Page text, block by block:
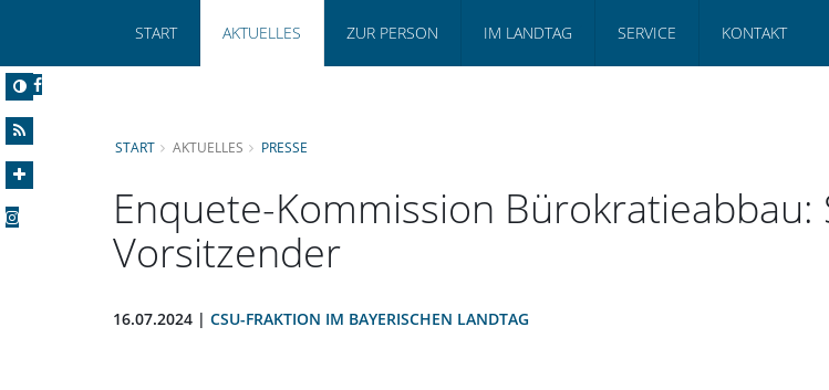
START AKTUELLES ZUR PERSON IM LANDTAG SERVICE KONTAKT
START AKTUELLES PRESSE
Enquete-Kommission
Vorsitzender
16.07.2024 | CSU-FRAKTION IM BAYERISCHEN LANDTAG